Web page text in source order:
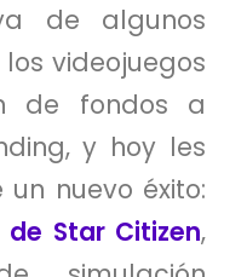
de algunos
videojuegos
de fondos a
y hoy les
nuevo éxito:
Star Citizen,